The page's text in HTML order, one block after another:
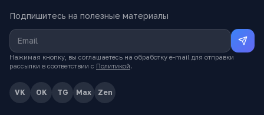
Подпишитесь на полезные материалы
Нажимая кнопку, вы соглашаетесь на обработку e-mail для отправки
рассылки в соответствии с Политикой.
VK OK TG Max Zen